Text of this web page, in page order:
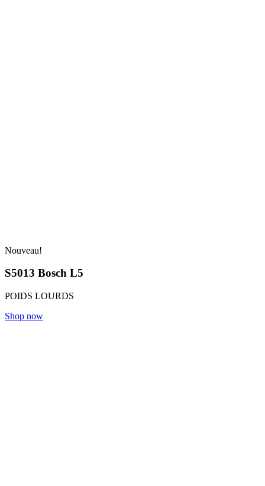
Nouveau!
S5013 Bosch L5
POIDS LOURDS
Shop now